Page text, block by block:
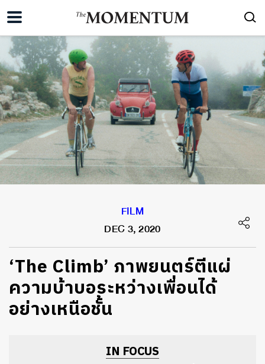
FILM
DEC 3, 2020
‘The Climb’ ภาพยนตร์ตีแผ่
ความบ้าบอระหว่างเพื่อนได้
อย่างเหนือชั้น
IN FOCUS